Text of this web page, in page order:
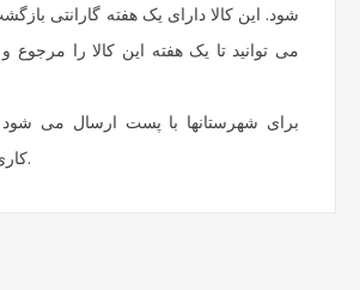
شود. این کالا دارای یک هفته گارانتی
می توانید تا یک هفته این کالا را
کاری زمان نیاز است.